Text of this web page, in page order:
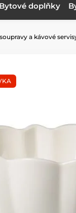
Bytové doplňky
a kávové